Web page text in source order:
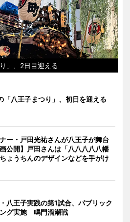
」、2日目迎える
八王子まつり」、初日を迎える
ナー・戸田光祐さんが八王子が舞台
公開】戸田さんは「八八八八八幡
ちょうちんのデザインなどを手がけ
八王子実践の第1試合、パブリック
グ実施 鳴門渦潮戦